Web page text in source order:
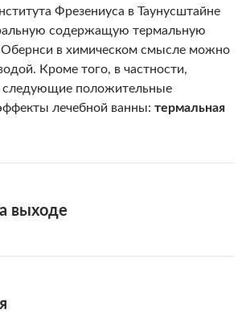
Фрезениуса в Таунусштайне
содержащую термальную
в химическом смысле можно
Кроме того, в частности,
следующие положительные
лечебной ванны: термальная
выходе